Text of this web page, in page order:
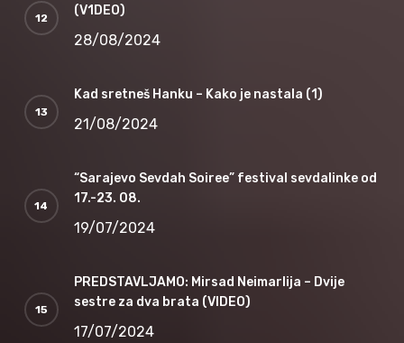
(V1DEO)
28/08/2024
Kad sretneš Hanku – Kako je nastala (1)
21/08/2024
“Sarajevo Sevdah Soiree” festival sevdalinke od
17.-23. 08.
19/07/2024
PREDSTAVLJAMO: Mirsad Neimarlija – Dvije
sestre za dva brata (VIDEO)
17/07/2024